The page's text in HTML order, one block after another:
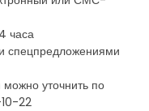
часа
спецпредложениями
уточнить по
22